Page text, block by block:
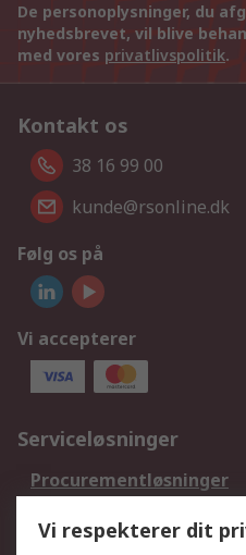
De personoplysninger, du
nyhedsbrevet, vil blive
med vores privatlivspolitik.
Kontakt os
38 16 99 00
kunde@rsonline.dk
Følg os på
Vi accepterer
Serviceløsninger
Procurementløsninger
DesignSpark
Vi respekterer dit